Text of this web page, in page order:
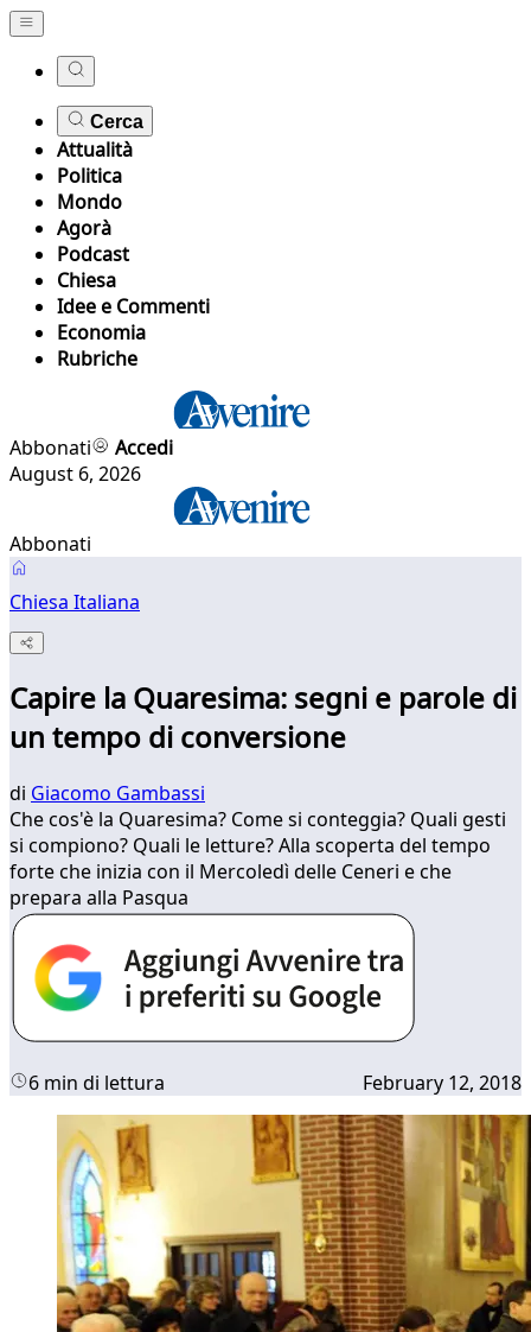
Cerca
Attualità
Politica
Mondo
Agorà
Podcast
Chiesa
Idee e Commenti
Economia
Rubriche
Abbonati
Accedi
August 6, 2026
Abbonati
Chiesa Italiana
Capire la Quaresima: segni e parole di
un tempo di conversione
di Giacomo Gambassi
Che cos'è la Quaresima? Come si conteggia? Quali gesti
si compiono? Quali le letture? Alla scoperta del tempo
forte che inizia con il Mercoledì delle Ceneri e che
prepara alla Pasqua
6 min di lettura February 12, 2018